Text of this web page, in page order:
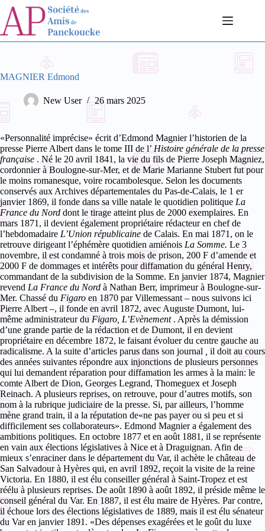
Passer
contenu
MAGNIER Edmond
New User 26 mars 2025
«Personnalité imprécise» écrit d’Edmond Magnier l’historien de la
presse Pierre Albert dans le tome III de l’ Histoire générale de la presse
française . Né le 20 avril 1841, la vie du fils de Pierre Joseph Magniez,
cordonnier à Boulogne-sur-Mer, et de Marie Marianne Stubert fut pour
le moins romanesque, voire rocambolesque. Selon les documents
conservés aux Archives départementales du Pas-de-Calais, le 1 er
janvier 1869, il fonde dans sa ville natale le quotidien politique La
France du Nord dont le tirage atteint plus de 2000 exemplaires. En
mars 1871, il devient également propriétaire rédacteur en chef de
l’hebdomadaire L’Union républicaine de Calais. En mai 1871, on le
retrouve dirigeant l’éphémère quotidien amiénois La Somme. Le 3
novembre, il est condamné à trois mois de prison, 200 F d’amende et
2000 F de dommages et intérêts pour diffamation du général Henry,
commandant de la subdivision de la Somme. En janvier 1874, Magnier
revend La France du Nord à Nathan Berr, imprimeur à Boulogne-sur-
Mer. Chassé du Figaro en 1870 par Villemessant – nous suivons ici
Pierre Albert –, il fonde en avril 1872, avec Auguste Dumont, lui-
même administrateur du Figaro, L’Evènement . Après la démission
d’une grande partie de la rédaction et de Dumont, il en devient
propriétaire en décembre 1872, le faisant évoluer du centre gauche au
radicalisme. A la suite d’articles parus dans son journal
il doit au cours
des années suivantes répondre aux injonctions de plusieurs personnes
qui lui demandent réparation pour diffamation les armes à la main: le
comte Albert de Dion, Georges Legrand, Thomeguex et Joseph
Reinach. A plusieurs reprises, on retrouve, pour d’autres motifs, son
nom à la rubrique judiciaire de la presse. Si, par ailleurs, l’homme
mène grand train, il a la réputation de«ne pas payer ou si peu et si
difficilement ses collaborateurs». Edmond Magnier a également des
ambitions politiques. En octobre 1877 et en août 1881, il se représente
en vain aux élections législatives à Nice et à Draguignan. Afin de
mieux s’enraciner dans le département du Var, il achète le château de
San Salvadour à Hyères qui, en avril 1892, reçoit la visite de la reine
Victoria. En 1880, il est élu conseiller général à Saint-Tropez et est
réélu à plusieurs reprises. De août 1890 à août 1892, il préside même le
conseil général du Var. En 1887, il est élu maire de Hyères. Par contre,
il échoue lors des élections législatives de 1889, mais il est élu sénateur
du Var en janvier 1891. «Des dépenses exagérées et le goût du luxe